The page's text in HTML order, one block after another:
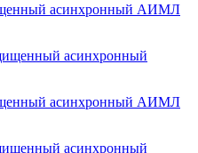
асинхронный АИМЛ
асинхронный АИМЛ